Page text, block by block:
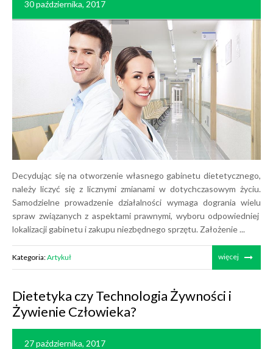
30 października, 2017
Decydując się na otworzenie własnego gabinetu dietetycznego,
należy liczyć się z licznymi zmianami w dotychczasowym życiu.
Samodzielne prowadzenie działalności wymaga dogrania wielu
spraw związanych z aspektami prawnymi, wyboru odpowiedniej
lokalizacji gabinetu i zakupu niezbędnego sprzętu. Założenie ...
Kategoria:Artykuł więcej
Dietetyka czy Technologia Żywności i
Żywienie Człowieka?
27 października, 2017